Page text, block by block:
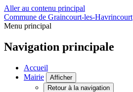
Aller au contenu principal
Commune de Graincourt-les-Havrincourt
Menu principal
Navigation principale
Accueil
Mairie
Afficher
Retour à la navigation